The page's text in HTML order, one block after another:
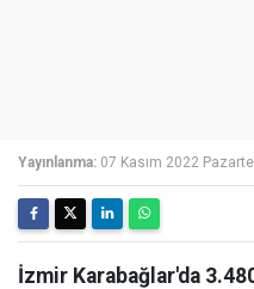
Yayınlanma: 07 Kasım 2022
İzmir Karabağlar'da